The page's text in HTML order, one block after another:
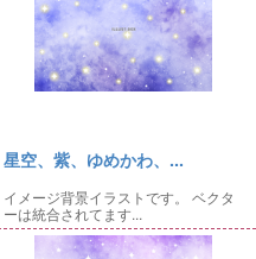
星空、紫、ゆめかわ、...
イメージ背景イラストです。 ベクタ
ーは統合されてます...